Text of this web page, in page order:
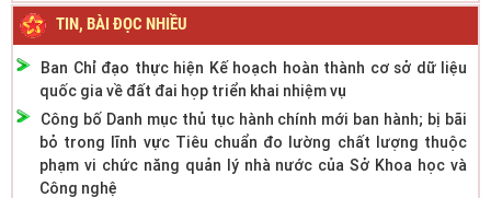
TIN, BÀI ĐỌC NHIỀU
Ban Chỉ đạo thực hiện Kế hoạch hoàn thành cơ sở dữ liệu
quốc gia về đất đai họp triển khai nhiệm vụ
Công bố Danh mục thủ tục hành chính mới ban hành; bị bãi
bỏ trong lĩnh vực Tiêu chuẩn đo lường chất lượng thuộc
phạm vi chức năng quản lý nhà nước của Sở Khoa học và
Công nghệ